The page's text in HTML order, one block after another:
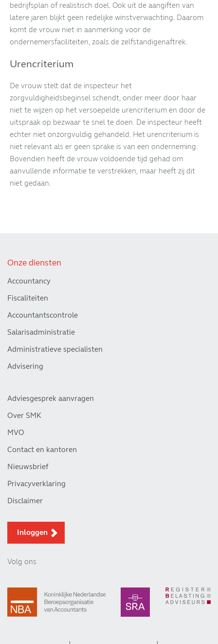
bedrijfsplan of realistisch doel. Ook uit de aangiften van
latere jaren blijkt geen redelijke winstverwachting. Daarom
komt de vrouw niet in aanmerking voor de
ondernemersfaciliteiten, zoals de zelfstandigenaftrek.
Urencriterium
De vrouw stelt dat de inspecteur het
zorgvuldigheidsbeginsel schendt, onder meer door haar
niet te wijzen op het versoepelde urencriterium en door de
uitspraak op bezwaar te snel te doen. De inspecteur heeft
echter niet onzorgvuldig gehandeld. Het urencriterium is
niet relevant als er geen sprake is van een onderneming.
Bovendien heeft de vrouw voldoende tijd gehad om
aanvullende informatie te verstrekken, maar heeft zij dit
niet gedaan.
Onze diensten
Accountancy
Fiscaliteiten
Accountantscontrole
Salarisadministratie
Administratieve specialisten
Advisering
Adviesgesprek aanvragen
Over SMK
MVO
Contact en kantoren
Nieuwsbrief
Privacyverklaring
Disclaimer
Inloggen
Volg ons